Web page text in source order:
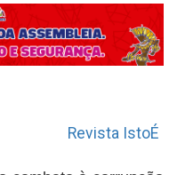
Revista IstoÉ